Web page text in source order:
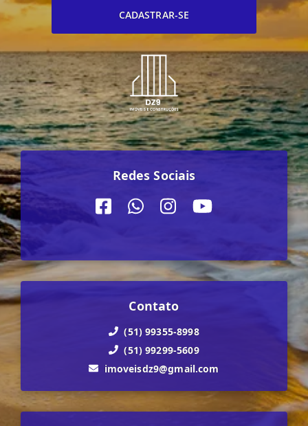
CADASTRAR-SE
Redes Sociais
Contato
(51) 99355-8998
(51) 99299-5609
imoveisdz9@gmail.com